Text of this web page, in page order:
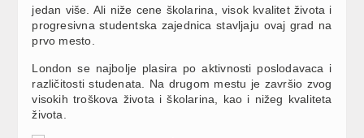
jedan više. Ali niže cene školarina, visok kvalitet života i
progresivna studentska zajednica stavljaju ovaj grad na
prvo mesto.
London se najbolje plasira po aktivnosti poslodavaca i
različitosti studenata. Na drugom mestu je završio zvog
visokih troškova života i školarina, kao i nižeg kvaliteta
života.